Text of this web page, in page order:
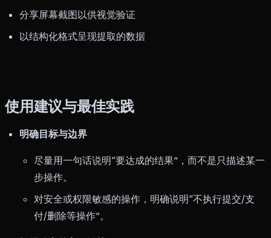
分享屏幕截图以供视觉验证
以结构化格式呈现提取的数据
使用建议与最佳实践
明确目标与边界
尽量用一句话说明“要达成的结果”，而不是只描述某一
步操作。
对安全或权限敏感的操作，明确说明“不执行提交/支
付/删除等操作”。